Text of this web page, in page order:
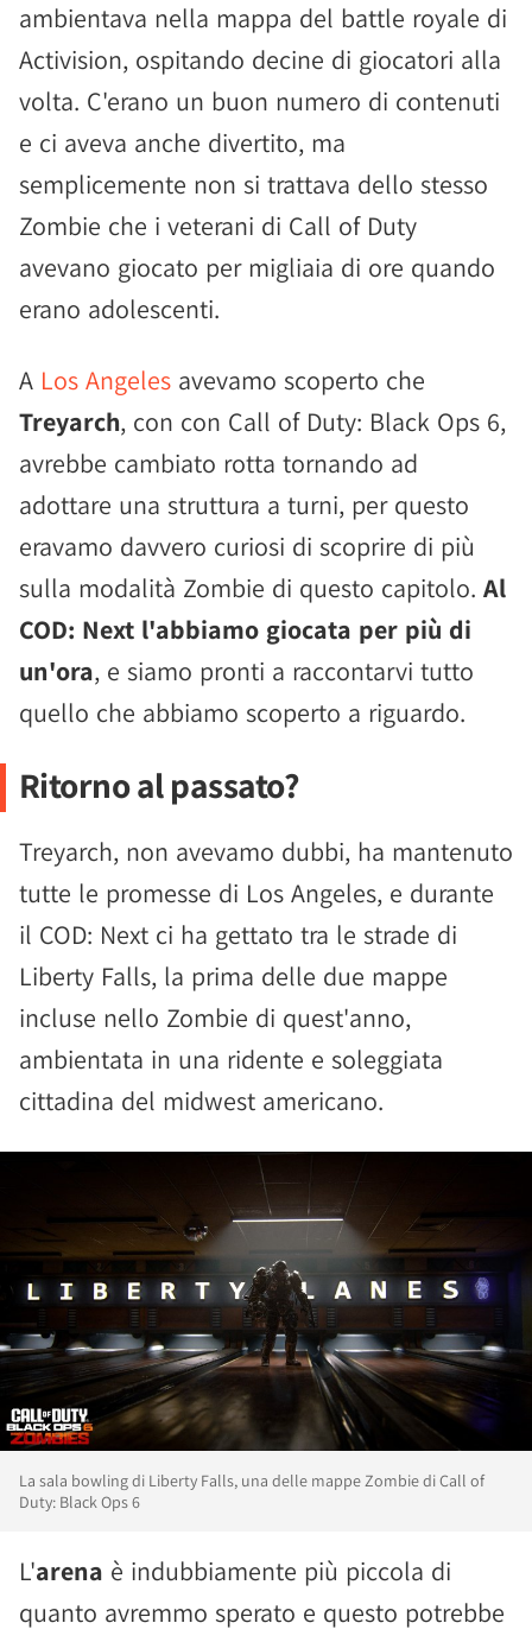
ambientava nella mappa del battle royale di
Activision, ospitando decine di giocatori alla
volta. C'erano un buon numero di contenuti
e ci aveva anche divertito, ma
semplicemente non si trattava dello stesso
Zombie che i veterani di Call of Duty
avevano giocato per migliaia di ore quando
erano adolescenti.
A Los Angeles avevamo scoperto che
Treyarch, con con Call of Duty: Black Ops 6,
avrebbe cambiato rotta tornando ad
adottare una struttura a turni, per questo
eravamo davvero curiosi di scoprire di più
sulla modalità Zombie di questo capitolo. Al
COD: Next l'abbiamo giocata per più di
un'ora, e siamo pronti a raccontarvi tutto
quello che abbiamo scoperto a riguardo.
Ritorno al passato?
Treyarch, non avevamo dubbi, ha mantenuto
tutte le promesse di Los Angeles, e durante
il COD: Next ci ha gettato tra le strade di
Liberty Falls, la prima delle due mappe
incluse nello Zombie di quest'anno,
ambientata in una ridente e soleggiata
cittadina del midwest americano.
La sala bowling di Liberty Falls, una delle mappe Zombie di Call of
Duty: Black Ops 6
L'arena è indubbiamente più piccola di
quanto avremmo sperato e questo potrebbe